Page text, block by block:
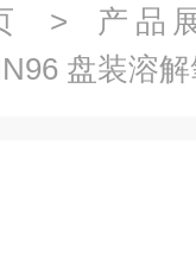
> 产品
盘装溶